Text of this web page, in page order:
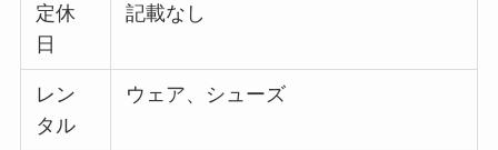
定休
日
記載なし
レン
タル
ウェア、シューズ